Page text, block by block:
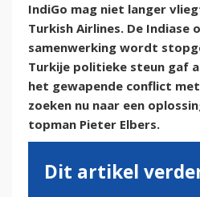
IndiGo mag niet langer
Turkish Airlines. De Indiase
samenwerking wordt
Turkije politieke steun gaf
het gewapende conflict
zoeken nu naar een
topman Pieter Elbers.
Dit artikel